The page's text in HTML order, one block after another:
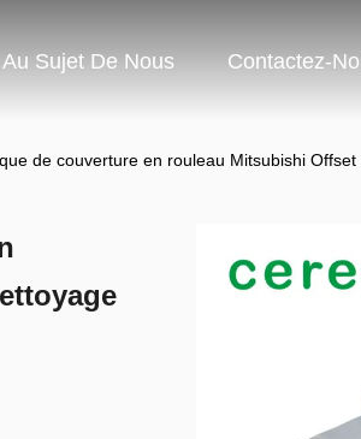
Au Sujet De Nous Contactez-
de couverture en rouleau Mitsubishi